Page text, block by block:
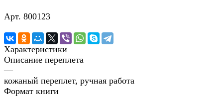
Арт. 800123
Характеристики
Описание переплета
—
кожаный переплет, ручная работа
Формат книги